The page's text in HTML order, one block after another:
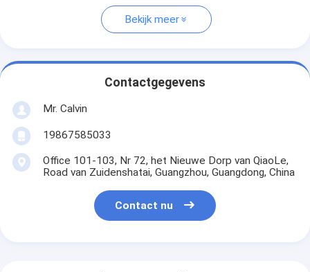
Bekijk meer
Contactgegevens
Mr. Calvin
19867585033
Office 101-103, Nr 72, het Nieuwe Dorp van QiaoLe,
Road van Zuidenshatai, Guangzhou, Guangdong, China
Contact nu